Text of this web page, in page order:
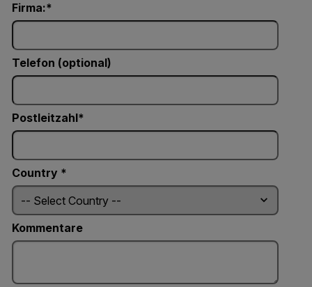
Firma:
Telefon (optional)
Postleitzahl*
Country *
Kommentare